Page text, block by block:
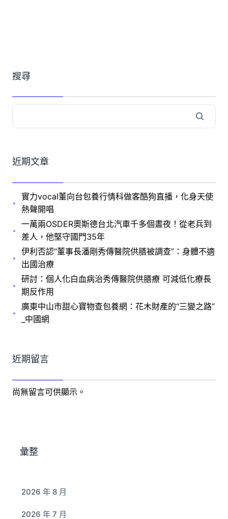
搜尋
近期文章
實力vocal董向台包養行情科做客酷狗直播，化身天使
熱聲開唱
一萬兩OSDER奧斯德台北汽車千多個晝夜！從老兵到
差人，他堅守國門35年
伊利否認“董事長潘剛秀傳醫院供膳被調查”：身體不適
出國治療
研討：個人化白血病治秀傳醫院供膳療 可減低化療長
期反作用
廣東中山市甜心寶物查包養網：花木財產的“三變之路”
_中國網
近期留言
尚無留言可供顯示。
彙整
2026 年 8 月
2026 年 7 月